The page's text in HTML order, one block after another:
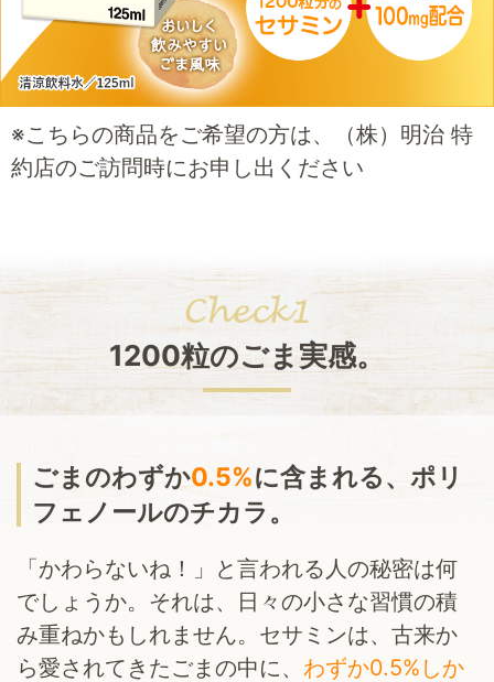
※こちらの商品をご希望の方は、（株）明治 特
約店のご訪問時にお申し出ください
1200粒のごま実感。
ごまのわずか0.5%に含まれる、ポリ
フェノールのチカラ。
「かわらないね！」と言われる人の秘密は何
でしょうか。 それは、日々の小さな習慣の積
み重ねかもしれません。 セサミンは、古来か
ら愛されてきたごまの中に、 わずか0.5%しか